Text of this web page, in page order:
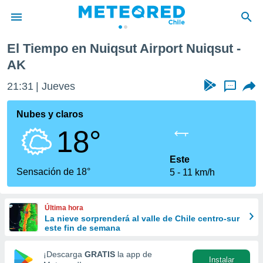
de
para
la
calidad.
a este
forma
digital
El Tiempo en Nuiqsut Airport Nuiqsut -
AK
21:31 Jueves ...
Nubes y claros
18°
Sensación de 18°
Este
5
11 km/h
Última hora
La nieve sorprenderá al valle de Chile centro-sur
este fin de semana
¡Descarga GRATIS la app de
Instalar